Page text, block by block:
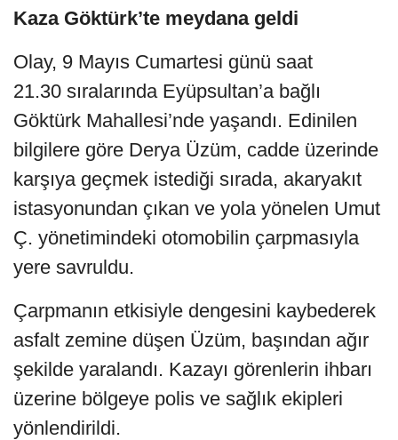
Kaza Göktürk’te meydana geldi
Olay, 9 Mayıs Cumartesi günü saat
21.30 sıralarında Eyüpsultan’a bağlı
Göktürk Mahallesi’nde yaşandı. Edinilen
bilgilere göre Derya Üzüm, cadde üzerinde
karşıya geçmek istediği sırada, akaryakıt
istasyonundan çıkan ve yola yönelen Umut
Ç. yönetimindeki otomobilin çarpmasıyla
yere savruldu.
Çarpmanın etkisiyle dengesini kaybederek
asfalt zemine düşen Üzüm, başından ağır
şekilde yaralandı. Kazayı görenlerin ihbarı
üzerine bölgeye polis ve sağlık ekipleri
yönlendirildi.